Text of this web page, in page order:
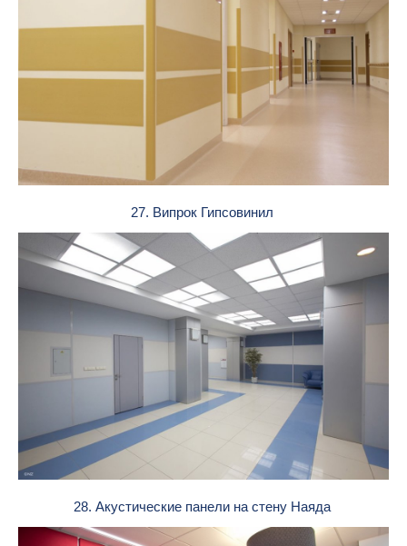
27. Випрок Гипсовинил
28. Акустические панели на стену Наяда